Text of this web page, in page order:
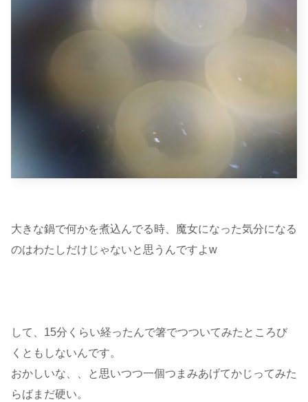
大きな鍋で何かを煮込んでる時、魔女になった気分になる
のはわたしだけじゃないと思うんですよw
して、15分くらい経ったんで箸でつついてみたところび
くともしないんです。
おかしいな、、と思いつつ一個つまみあげてかじってみた
らばまだ硬い。